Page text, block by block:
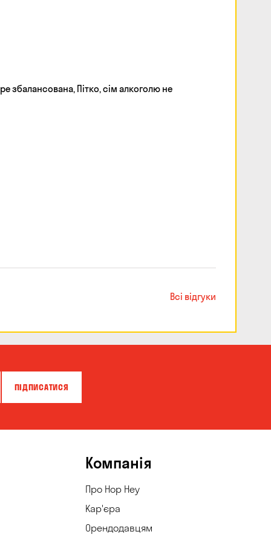
збалансована, Пітко, сім алкоголю не
Всі відгуки
ПІДПИСАТИСЯ
Компанія
Про Hop Hey
Кар'єра
Орендодавцям